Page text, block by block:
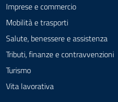
Imprese e commercio
Mobilità e trasporti
Salute, benessere e assistenza
Tributi, finanze e contravvenzioni
Turismo
Vita lavorativa